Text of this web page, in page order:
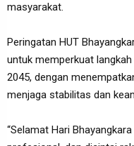
masyarakat.
Peringatan HUT
untuk memperkuat
2045, dengan
menjaga stabilitas dan
“Selamat Hari